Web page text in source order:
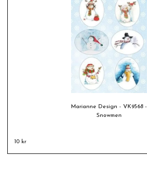
Marianne Design - VK9568 -
Snowmen
10 kr